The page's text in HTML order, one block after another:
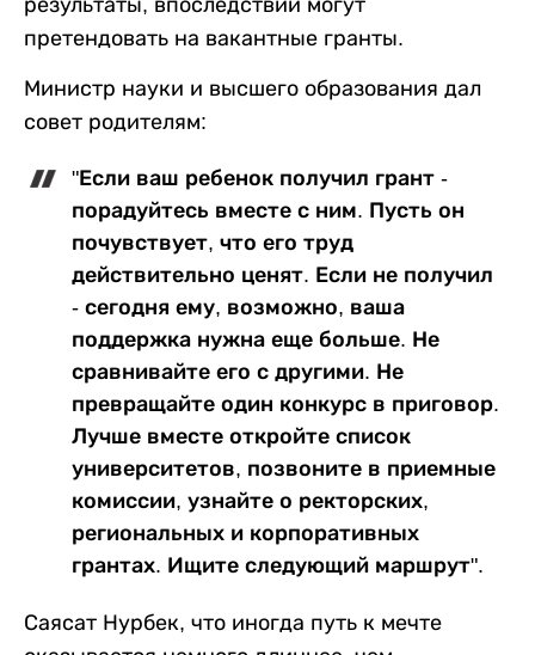
претендовать на вакантные гранты.
Министр науки и высшего образования дал
совет родителям:
"Если ваш ребенок получил грант -
порадуйтесь вместе с ним. Пусть он
почувствует, что его труд
действительно ценят. Если не получил
- сегодня ему, возможно, ваша
поддержка нужна еще больше. Не
сравнивайте его с другими. Не
превращайте один конкурс в приговор.
Лучше вместе откройте список
университетов, позвоните в приемные
комиссии, узнайте о ректорских,
региональных и корпоративных
грантах. Ищите следующий маршрут".
Саясат Нурбек, что иногда путь к мечте